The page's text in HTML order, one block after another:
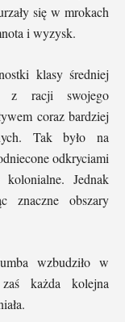
się w mrokach
i wyzysk.
klasy średniej
z racji swojego
coraz bardziej
Tak było na
odkryciami
kolonialne. Jednak
znaczne obszary
wzbudziło w
każda kolejna